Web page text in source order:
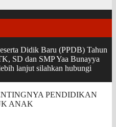
Didik Baru (PPDB) Tahun
SD dan SMP Yaa Bunayya
lanjut silahkan hubungi
PENDIDIKAN
ANAK